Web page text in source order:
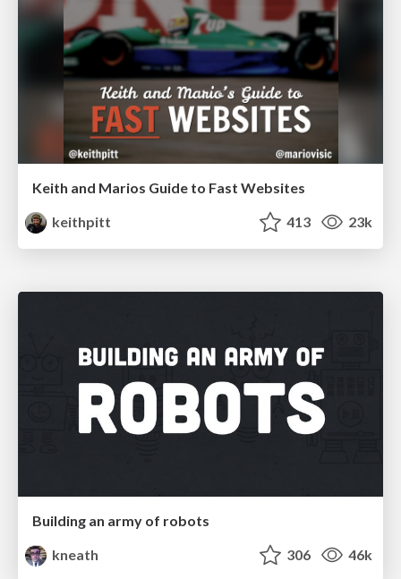
Keith and Marios Guide to Fast Websites
keithpitt
413 23k
Building an army of robots
kneath
306 46k